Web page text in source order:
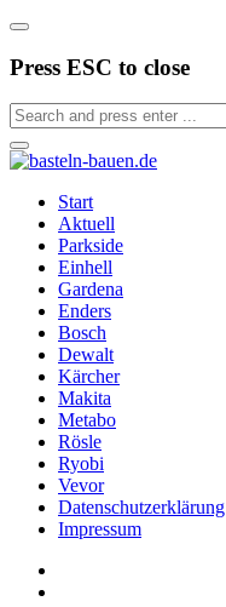
Press ESC to close
Start
Aktuell
Parkside
Einhell
Gardena
Enders
Bosch
Dewalt
Kärcher
Makita
Metabo
Rösle
Ryobi
Vevor
Datenschutzerklärung
Impressum